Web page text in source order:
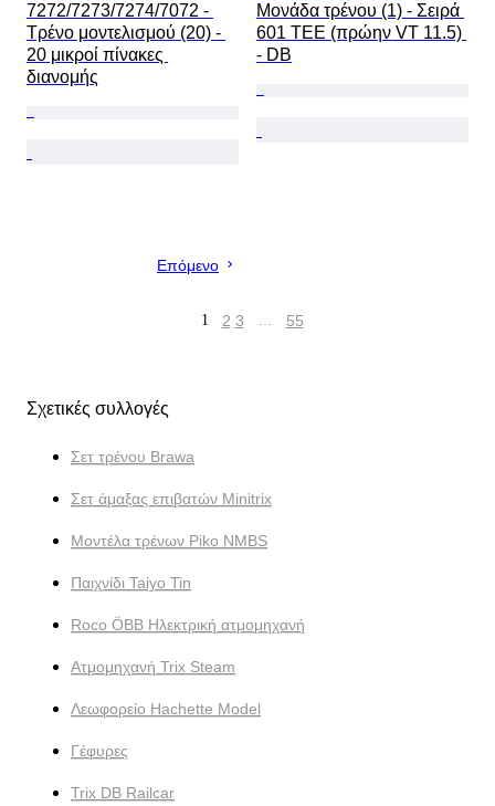
7272/7273/7274/7072 -
Τρένο μοντελισμού (20) -
20 μικροί πίνακες
διανομής
Μονάδα τρένου (1) - Σειρά
601 TEE (πρώην VT 11.5)
- DB
Επόμενο
1 2 3 … 55
Σχετικές συλλογές
Σετ τρένου Brawa
Σετ άμαξας επιβατών Minitrix
Μοντέλα τρένων Piko NMBS
Παιχνίδι Taiyo Tin
Roco ÖBB Ηλεκτρική ατμομηχανή
Ατμομηχανή Trix Steam
Λεωφορείο Hachette Model
Γέφυρες
Trix DB Railcar